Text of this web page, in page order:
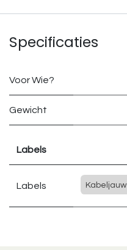
Specificaties
Voor Wie?
Gewicht
Labels
Labels Kabeljauw